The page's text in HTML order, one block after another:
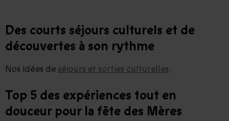
Des courts séjours culturels et de
découvertes à son rythme
Nos idées de séjours et sorties culturelles.
Top 5 des expériences tout en
douceur pour la fête des Mères